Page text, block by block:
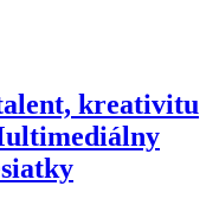
kreativitu